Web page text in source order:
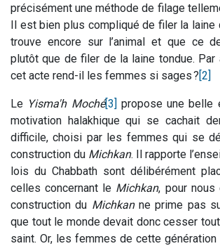
précisément une méthode de filage
Il est bien plus compliqué de filer la laine
trouve encore sur l’animal et que ce
plutôt que de filer de la laine tondue. Par
cet acte rend-il les femmes si sages ?[2]
Le Yisma'h Moché[3] propose une belle
motivation halakhique qui se cachait
difficile, choisi par les femmes qui se
construction du Michkan. Il rapporte
lois du Chabbath sont délibérément
celles concernant le Michkan, pour nous
construction du Michkanne prime pas
que tout le monde devait donc cesser
saint. Or, les femmes de cette